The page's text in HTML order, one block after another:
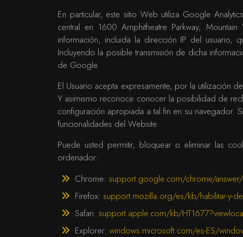
En particular, este sitio Web utiliza Google
central en 1600 Amphitheatre Parkway,
información, incluida la dirección IP del usuario,
Incluyendo la posible transmisión de dicha
de Google.
El Usuario acepta expresamente, por la utilización
Y asimismo reconoce conocer la posibilidad de
configuración apropiada a tal fin en su
funcionalidades del Website.
Puede usted permitir, bloquear o eliminar las
ordenador:
Chrome: support.google.com/chrome/
Firefox: support.mozilla.org/es/kb/habilitar-y-
Safari: support.apple.com/kb/
Explorer: windows.microsoft.com/es-ES/